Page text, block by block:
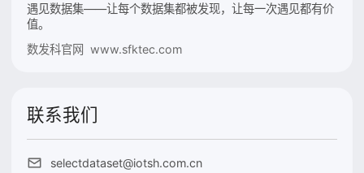
遇见数据集——让每个数据集都被发现，让每一次遇见都有价
值。
数发科官网 www.sfktec.com
联系我们
selectdataset@iotsh.com.cn